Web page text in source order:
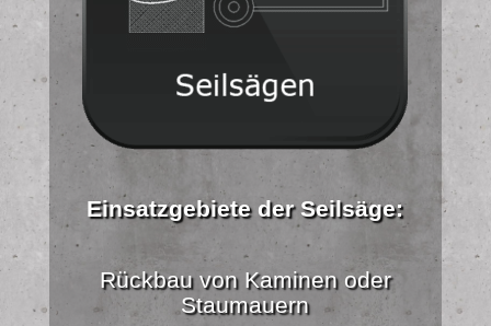
Einsatzgebiete der Seilsäge:
Rückbau von Kaminen oder
Staumauern